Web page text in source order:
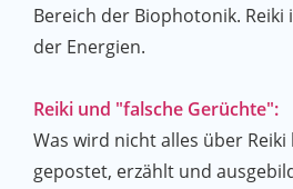
Bereich der Biophotonik. Reiki
der Energien.
Reiki und "falsche Gerüchte":
Was wird nicht alles über
gepostet, erzählt und